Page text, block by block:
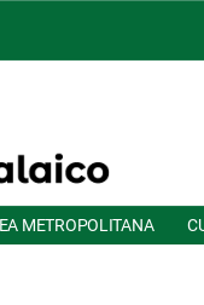
METROPOLITANA